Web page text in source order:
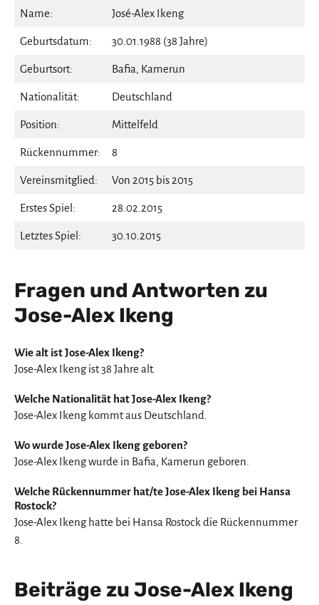
Name: José-Alex Ikeng
Geburtsdatum: 30.01.1988 (38 Jahre)
Geburtsort: Bafia, Kamerun
Nationalität: Deutschland
Position: Mittelfeld
Rückennummer: 8
Vereinsmitglied: Von 2015 bis 2015
Erstes Spiel: 28.02.2015
Letztes Spiel: 30.10.2015
Fragen und Antworten zu
Jose-Alex Ikeng
Wie alt ist Jose-Alex Ikeng?
Jose-Alex Ikeng ist 38 Jahre alt.
Welche Nationalität hat Jose-Alex Ikeng?
Jose-Alex Ikeng kommt aus Deutschland.
Wo wurde Jose-Alex Ikeng geboren?
Jose-Alex Ikeng wurde in Bafia, Kamerun geboren.
Welche Rückennummer hat/te Jose-Alex Ikeng bei Hansa
Rostock?
Jose-Alex Ikeng hatte bei Hansa Rostock die Rückennummer
8.
Beiträge zu Jose-Alex Ikeng